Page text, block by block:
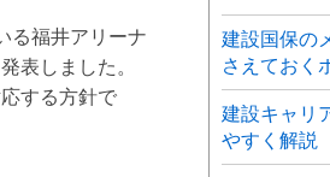
る福井アリーナ
表しました。
する方針で
建設国保の
さえておく
建設キャリ
やすく解説